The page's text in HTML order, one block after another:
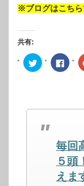
※ブログはこち
共有:
ク
リ
で
有
(新
で
は
し
て
く
だ
さ
い
毎回
５頭
えま